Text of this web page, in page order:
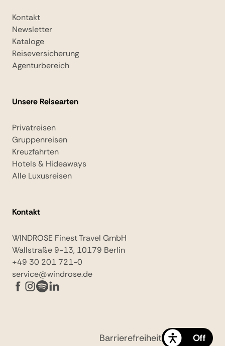
Kontakt
Newsletter
Kataloge
Reiseversicherung
Agenturbereich
Unsere Reisearten
Privatreisen
Gruppenreisen
Kreuzfahrten
Hotels & Hideaways
Alle Luxusreisen
Kontakt
WINDROSE Finest Travel GmbH
Wallstraße 9-13, 10179 Berlin
+49 30 201 721-0
service@windrose.de
Barrierefreiheit On Off